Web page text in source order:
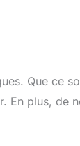
Que ce
En plus, de